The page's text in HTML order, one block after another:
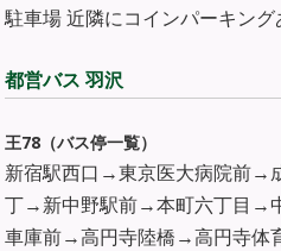
駐車場 近隣にコインパーキング
都営バス 羽沢
王78（バス停一覧）
新宿駅西口→東京医大病院前
丁→新中野駅前→本町六丁目→
車庫前→高円寺陸橋→高円寺体